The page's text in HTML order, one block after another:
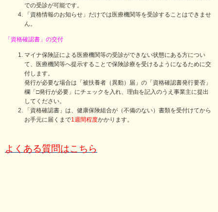
での受診が可能です。
「資格情報のお知らせ」だけでは医療機関等を受診することはできませ
ん。
「資格確認書」の交付
マイナ保険証による医療機関等の受診ができない状態にある方につい
て、医療機関等へ提示することで保険診療を受けるようになるために交
付します。
発行が必要な場合は「被扶養者（異動）届」の「資格確認書発行要否」
欄「□発行が必要」にチェックを入れ、理由を記入のうえ事業主に提出
してください。
「資格確認書」は、健康保険組合が（不備のない）書類を受付けてから
お手元に届くまで1週間程度かかります。
よくある質問はこちら